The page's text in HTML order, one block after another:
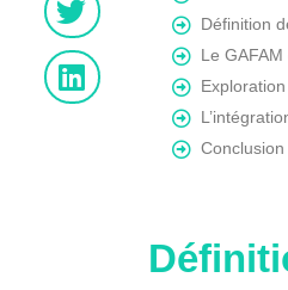
Définition
Le
Conclusion